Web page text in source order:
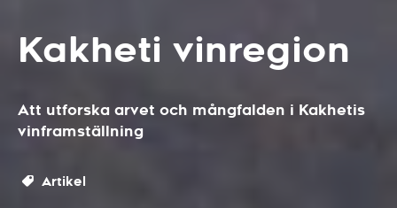
Kakheti vinregion
Att utforska arvet och mångfalden i Kakhetis
vinframställning
Artikel